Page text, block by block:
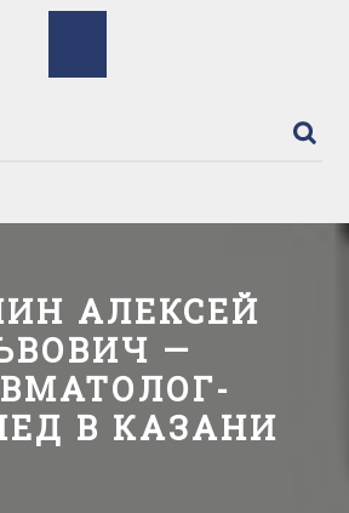
АЛЕКСЕЙ
—
В КАЗАНИ